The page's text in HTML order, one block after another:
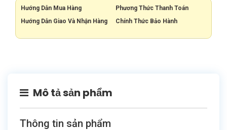
Hướng Dẫn Mua Hàng
Phương Thức Thanh Toán
Hướng Dẫn Giao Và Nhận Hàng
Chính Thức Bảo Hành
Mô tả sản phẩm
Thông tin sản phẩm